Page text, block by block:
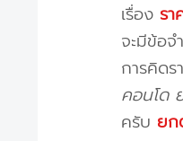
เรื่อง รา
จะมีข้อจ
การคิดร
คอนโด
ครับ ยก